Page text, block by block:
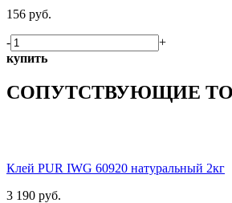
156 руб.
-
+
купить
СОПУТСТВУЮЩИЕ
Клей PUR IWG 60920 натуральный 2кг
3 190 руб.